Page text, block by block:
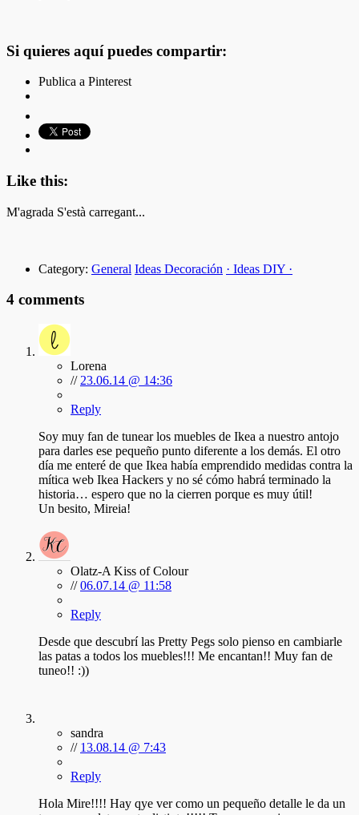
Si quieres aquí puedes compartir:
Publica a Pinterest
Like this:
M'agrada S'està carregant...
Category: General Ideas Decoración · Ideas DIY ·
4 comments
Lorena
// 23.06.14 @ 14:36
Reply
Soy muy fan de tunear los muebles de Ikea a nuestro antojo
para darles ese pequeño punto diferente a los demás. El otro
día me enteré de que Ikea había emprendido medidas contra la
mítica web Ikea Hackers y no sé cómo habrá terminado la
historia… espero que no la cierren porque es muy útil!
Un besito, Mireia!
Olatz-A Kiss of Colour
//06.07.14 @ 11:58
Reply
Desde que descubrí las Pretty Pegs solo pienso en cambiarle
las patas a todos los muebles!!! Me encantan!! Muy fan de
tuneo!! :))
sandra
// 13.08.14 @ 7:43
Reply
Hola Mire!!!! Hay qye ver como un pequeño detalle le da un